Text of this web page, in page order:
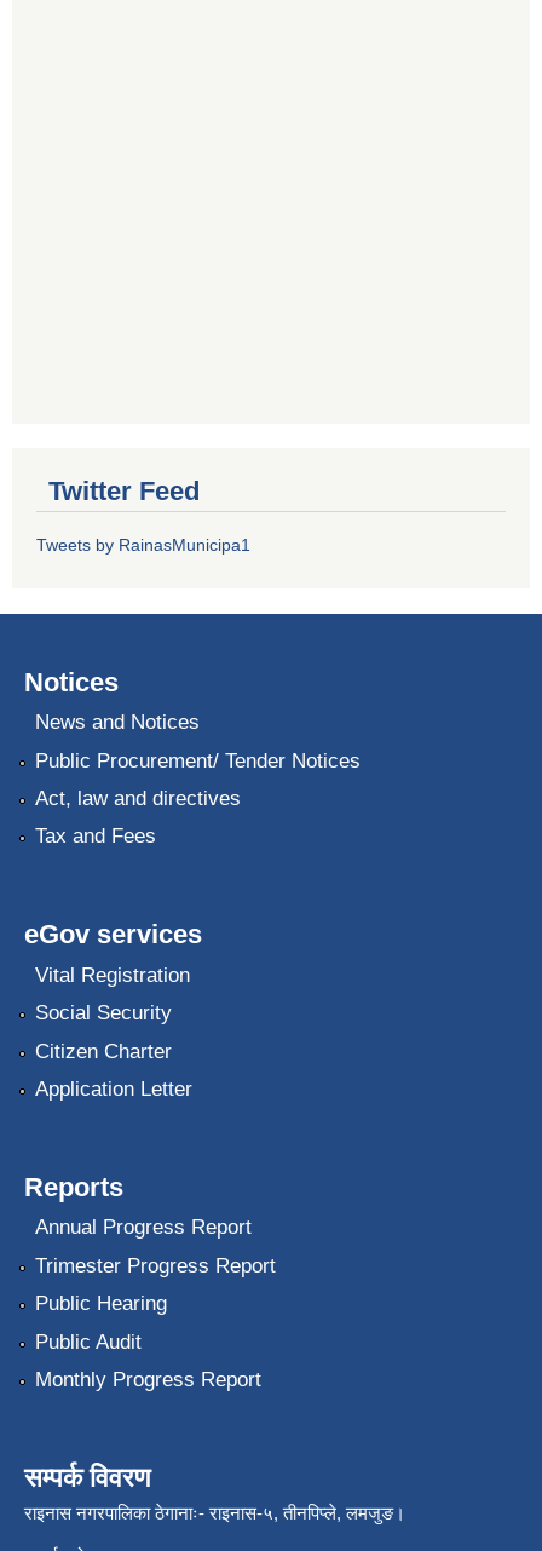
Twitter Feed
Tweets by RainasMunicipa1
Notices
News and Notices
Public Procurement/ Tender Notices
Act, law and directives
Tax and Fees
eGov services
Vital Registration
Social Security
Citizen Charter
Application Letter
Reports
Annual Progress Report
Trimester Progress Report
Public Hearing
Public Audit
Monthly Progress Report
सम्पर्क विवरण
राइनास नगरपालिका ठेगानाः- राइनास-५, तीनपिप्ले, लमजुङ।